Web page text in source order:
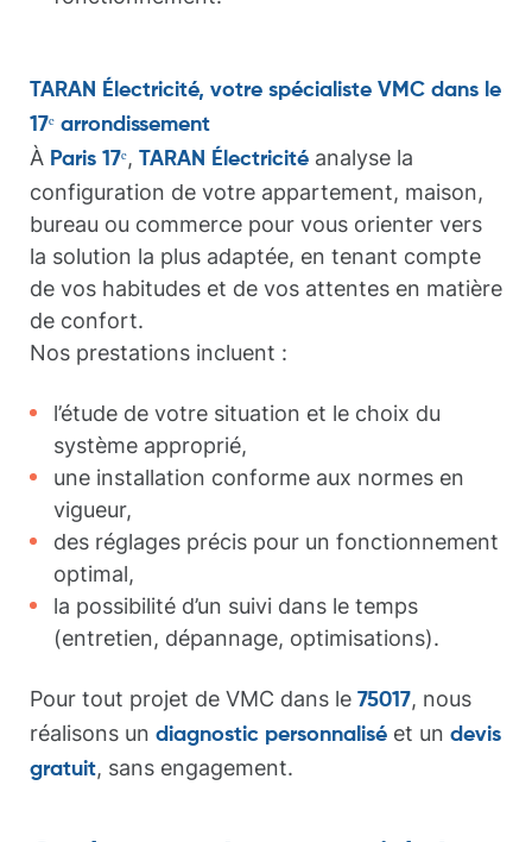
TARAN Électricité, votre spécialiste VMC dans le
17ᵉ arrondissement
À Paris 17ᵉ, TARAN Électricité analyse la
configuration de votre appartement, maison,
bureau ou commerce pour vous orienter vers
la solution la plus adaptée, en tenant compte
de vos habitudes et de vos attentes en matière
de confort.
Nos prestations incluent :
l’étude de votre situation et le choix du
système approprié,
une installation conforme aux normes en
vigueur,
des réglages précis pour un fonctionnement
optimal,
la possibilité d’un suivi dans le temps
(entretien, dépannage, optimisations).
Pour tout projet de VMC dans le 75017, nous
réalisons un diagnostic personnalisé et un devis
gratuit, sans engagement.